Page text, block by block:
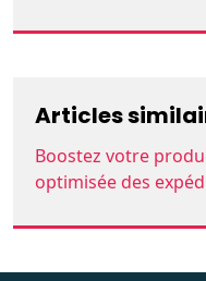
Articles
Boostez votre
optimisée des